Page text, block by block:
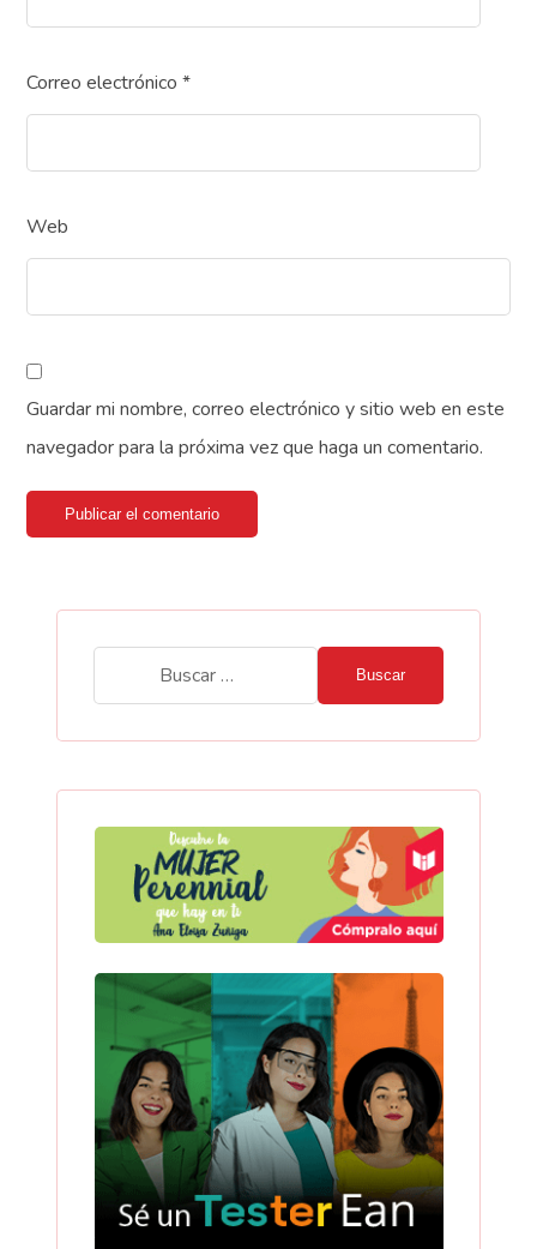
Correo electrónico*
Web
Guardar mi nombre, correo electrónico y sitio web en este
navegador para la próxima vez que haga un comentario.
Publicar el comentario
Buscar